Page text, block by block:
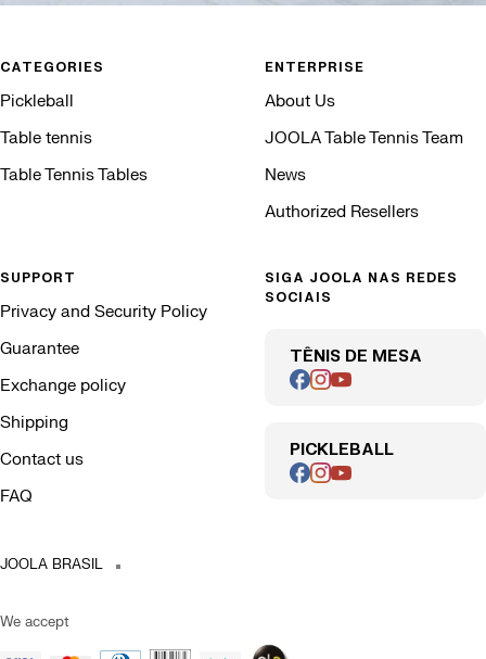
CATEGORIES
Pickleball
Table tennis
Table Tennis Tables
ENTERPRISE
About Us
JOOLA Table Tennis Team
News
Authorized Resellers
SUPPORT
Privacy and Security Policy
Guarantee
Exchange policy
Shipping
Contact us
FAQ
SIGA JOOLA NAS REDES
SOCIAIS
TÊNIS DE MESA
PICKLEBALL
JOOLA BRASIL
We accept